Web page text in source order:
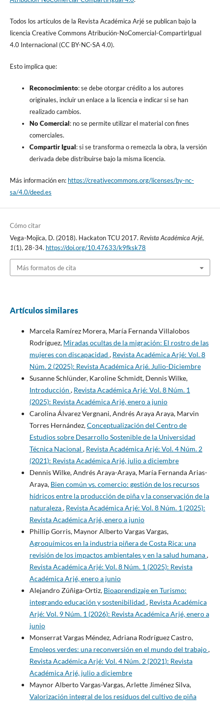
Todos los artículos de la Revista Académica Arjé se publican bajo la
licencia Creative Commons Atribución-NoComercial-CompartirIgual
4.0 Internacional (CC BY-NC-SA 4.0).
Esto implica que:
Reconocimiento: se debe otorgar crédito a los autores
originales, incluir un enlace a la licencia e indicar si se han
realizado cambios.
No Comercial: no se permite utilizar el material con fines
comerciales.
Compartir Igual: si se transforma o remezcla la obra, la versión
derivada debe distribuirse bajo la misma licencia.
Más información en: https://creativecommons.org/licenses/by-nc-
sa/4.0/deed.es
Cómo citar
Vega-Mojica, D. (2018). Hackaton TCU 2017. Revista Académica Arjé,
1(1), 28-34. https://doi.org/10.47633/k9fksk78
Más formatos de cita
Artículos similares
Marcela Ramírez Morera, María Fernanda Villalobos
Rodríguez, Miradas ocultas de la migración: El rostro de las
mujeres con discapacidad , Revista Académica Arjé: Vol. 8
Núm. 2 (2025): Revista Académica Arjé. Julio-Diciembre
Susanne Schlünder, Karoline Schmidt, Dennis Wilke,
Introducción , Revista Académica Arjé: Vol. 8 Núm. 1
(2025): Revista Académica Arjé, enero a junio
Carolina Álvarez Vergnani, Andrés Araya Araya, Marvin
Torres Hernández,Conceptualización del Centro de
Estudios sobre Desarrollo Sostenible de la Universidad
Técnica Nacional , Revista Académica Arjé: Vol. 4 Núm. 2
(2021): Revista Académica Arjé, julio a diciembre
Dennis Wilke, Andrés Araya-Araya, María Fernanda Arias-
Araya, Bien común vs. comercio: gestión de los recursos
hídricos entre la producción de piña y la conservación de la
naturaleza, Revista Académica Arjé: Vol. 8 Núm. 1 (2025):
Revista Académica Arjé, enero a junio
Phillip Gorris, Maynor Alberto Vargas Vargas,
Agroquímicos en la industria piñera de Costa Rica: una
revisión de los impactos ambientales y en la salud humana,
Revista Académica Arjé: Vol. 8 Núm. 1 (2025): Revista
Académica Arjé, enero a junio
Alejandro Zúñiga-Ortiz, Bioaprendizaje en Turismo:
integrando educación y sostenibilidad , Revista Académica
Arjé: Vol. 9 Núm. 1 (2026): Revista Académica Arjé, enero a
junio
Monserrat Vargas Méndez, Adriana Rodríguez Castro,
Empleos verdes: una reconversión en el mundo del trabajo,
Revista Académica Arjé: Vol. 4 Núm. 2 (2021): Revista
Académica Arjé, julio a diciembre
Maynor Alberto Vargas-Vargas, Arlette Jiménez Silva,
Valorización integral de los residuos del cultivo de piña